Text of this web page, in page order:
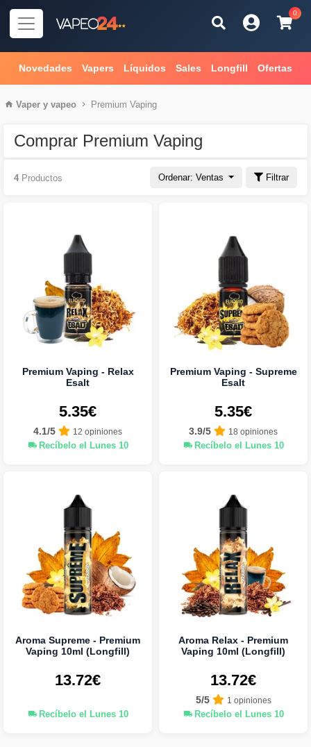
0
Novedades Vapers Líquidos Sales Longfill Ofertas
Vaper y vapeo Premium Vaping
Comprar Premium Vaping
Ordenar: Ventas Filtrar
4 Productos
Premium Vaping - Relax
Esalt
5.35€
4.1/5 12 opiniones
Recíbelo el Lunes 10
Premium Vaping - Supreme
Esalt
5.35€
3.9/5 18 opiniones
Recíbelo el Lunes 10
Aroma Supreme - Premium
Vaping 10ml (Longfill)
13.72€
Recíbelo el Lunes 10
Aroma Relax - Premium
Vaping 10ml (Longfill)
13.72€
5/5 1 opiniones
Recíbelo el Lunes 10